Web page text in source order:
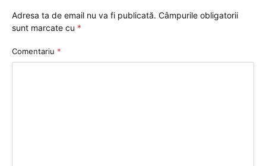
Adresa ta de email nu va fi publicată. Câmpurile obligatorii
sunt marcate cu *
Comentariu *